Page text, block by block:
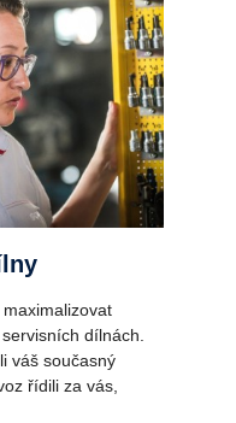
dílnách.
váš současný
řídili za vás,